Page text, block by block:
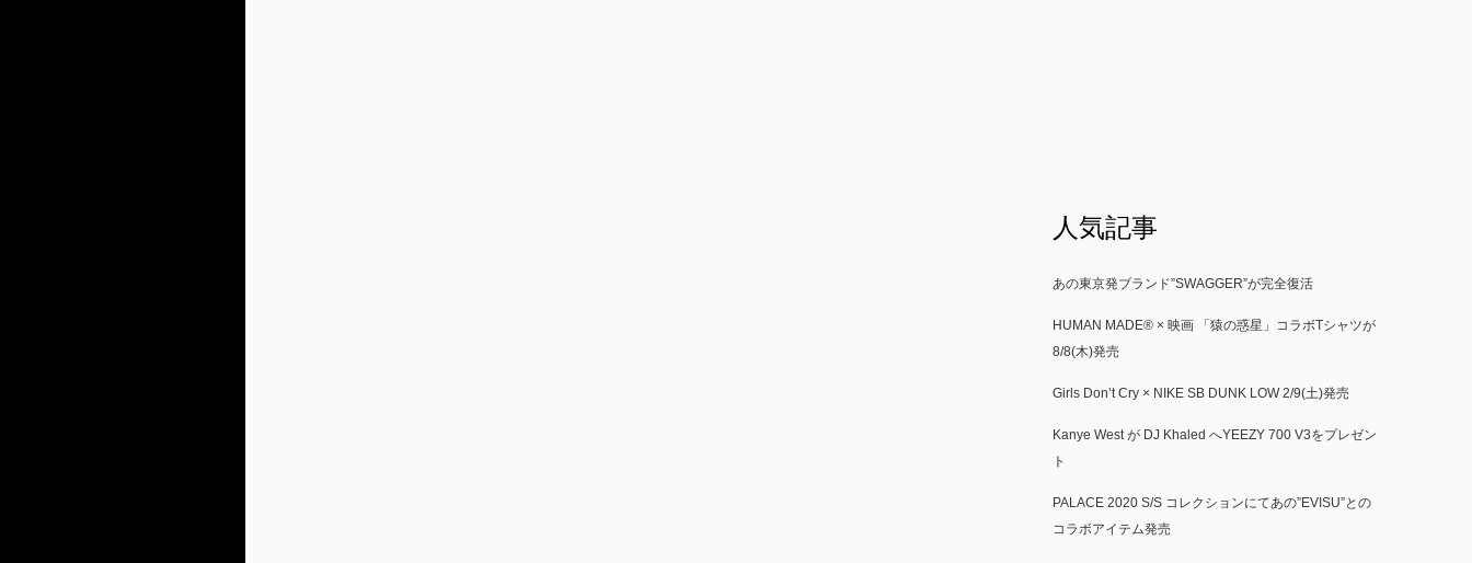
人気記事
あの東京発ブランド”SWAGGER”が完全復活
HUMAN MADE®︎ × 映画 「猿の惑星」コラボTシャツが
8/8(木)発売
Girls Don’t Cry × NIKE SB DUNK LOW 2/9(土)発売
Kanye West が DJ Khaled へYEEZY 700 V3をプレゼン
ト
PALACE 2020 S/S コレクションにてあの”EVISU”との
コラボアイテム発売